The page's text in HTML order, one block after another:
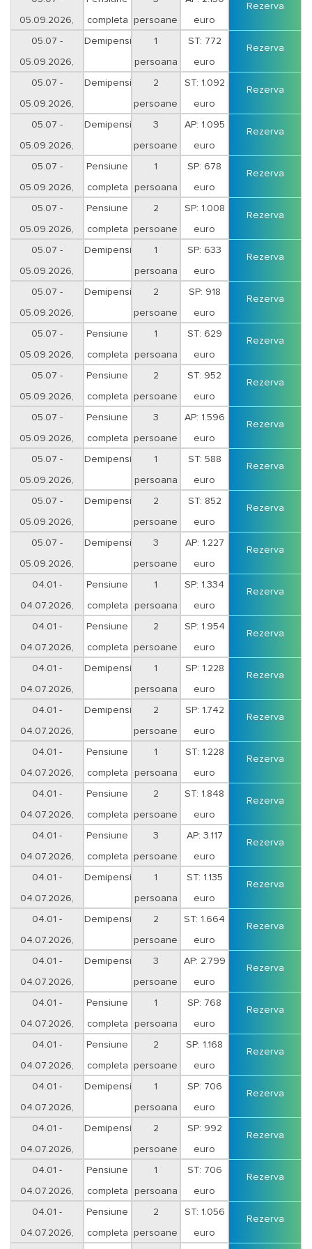
05.09.2026,
sejur 7 nopti
completa persoane euro
Rezerva
05.07 -
05.09.2026,
sejur 7 nopti
Demipensiune 1
persoana
ST: 772
euro
Rezerva
05.07 -
05.09.2026,
sejur 7 nopti
Demipensiune 2
persoane
ST: 1.092
euro
Rezerva
05.07 -
05.09.2026,
sejur 7 nopti
Demipensiune 3
persoane
AP: 1.095
euro
Rezerva
05.07 -
05.09.2026,
sejur 5 nopti
Pensiune
completa
1
persoana
SP: 678
euro
Rezerva
05.07 -
05.09.2026,
sejur 5 nopti
Pensiune
completa
2
persoane
SP: 1.008
euro
Rezerva
05.07 -
05.09.2026,
sejur 5 nopti
Demipensiune 1
persoana
SP: 633
euro
Rezerva
05.07 -
05.09.2026,
sejur 5 nopti
Demipensiune 2
persoane
SP: 918
euro
Rezerva
05.07 -
05.09.2026,
sejur 5 nopti
Pensiune
completa
1
persoana
ST: 629
euro
Rezerva
05.07 -
05.09.2026,
sejur 5 nopti
Pensiune
completa
2
persoane
ST: 952
euro
Rezerva
05.07 -
05.09.2026,
sejur 5 nopti
Pensiune
completa
3
persoane
AP: 1.596
euro
Rezerva
05.07 -
05.09.2026,
sejur 5 nopti
Demipensiune 1
persoana
ST: 588
euro
Rezerva
05.07 -
05.09.2026,
sejur 5 nopti
Demipensiune 2
persoane
ST: 852
euro
Rezerva
05.07 -
05.09.2026,
sejur 5 nopti
Demipensiune 3
persoane
AP: 1.227
euro
Rezerva
04.01 -
04.07.2026,
sejur 12 nopti
Pensiune
completa
1
persoana
SP: 1.334
euro
Rezerva
04.01 -
04.07.2026,
sejur 12 nopti
Pensiune
completa
2
persoane
SP: 1.954
euro
Rezerva
04.01 -
04.07.2026,
sejur 12 nopti
Demipensiune 1
persoana
SP: 1.228
euro
Rezerva
04.01 -
04.07.2026,
sejur 12 nopti
Demipensiune 2
persoane
SP: 1.742
euro
Rezerva
04.01 -
04.07.2026,
sejur 12 nopti
Pensiune
completa
1
persoana
ST: 1.228
euro
Rezerva
04.01 -
04.07.2026,
sejur 12 nopti
Pensiune
completa
2
persoane
ST: 1.848
euro
Rezerva
04.01 -
04.07.2026,
sejur 12 nopti
Pensiune
completa
3
persoane
AP: 3.117
euro
Rezerva
04.01 -
04.07.2026,
sejur 12 nopti
Demipensiune 1
persoana
ST: 1.135
euro
Rezerva
04.01 -
04.07.2026,
sejur 12 nopti
Demipensiune 2
persoane
ST: 1.664
euro
Rezerva
04.01 -
04.07.2026,
sejur 12 nopti
Demipensiune 3
persoane
AP: 2.799
euro
Rezerva
04.01 -
04.07.2026,
sejur 7 nopti
Pensiune
completa
1
persoana
SP: 768
euro
Rezerva
04.01 -
04.07.2026,
sejur 7 nopti
Pensiune
completa
2
persoane
SP: 1.168
euro
Rezerva
04.01 -
04.07.2026,
sejur 7 nopti
Demipensiune 1
persoana
SP: 706
euro
Rezerva
04.01 -
04.07.2026,
sejur 7 nopti
Demipensiune 2
persoane
SP: 992
euro
Rezerva
04.01 -
04.07.2026,
sejur 7 nopti
Pensiune
completa
1
persoana
ST: 706
euro
Rezerva
04.01 -
04.07.2026,
Pensiune
completa
2
persoane
ST: 1.056
euro
Rezerva